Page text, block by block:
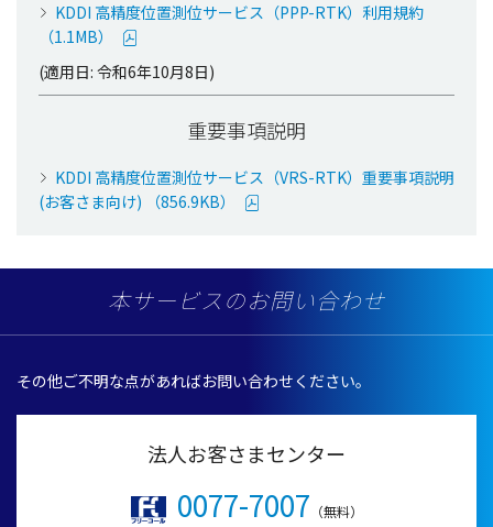
KDDI 高精度位置測位サービス（PPP-RTK）利用規約
（1.1MB）
(適用日: 令和6年10月8日)
重要事項説明
KDDI 高精度位置測位サービス（VRS-RTK）重要事項説明
(お客さま向け) （856.9KB）
本サービスのお問い合わせ
その他ご不明な点があればお問い合わせください。
法人お客さまセンター
0077-7007 （無料）